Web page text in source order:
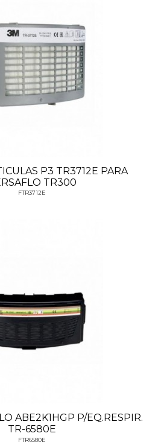
P3 TR3712E PARA
TR300
FTR3712E
ABE2K1HGP P/EQ.RESPIR.
TR-6580E
FTR6580E